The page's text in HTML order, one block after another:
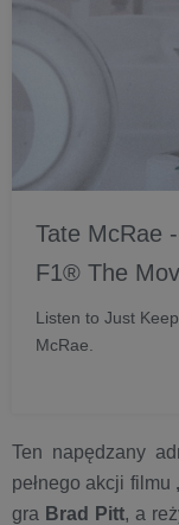
Tate McRae
F1® The
Listen to Just
McRae.
Ten napędzany
pełnego akcji filmu
gra Brad Pitt, a